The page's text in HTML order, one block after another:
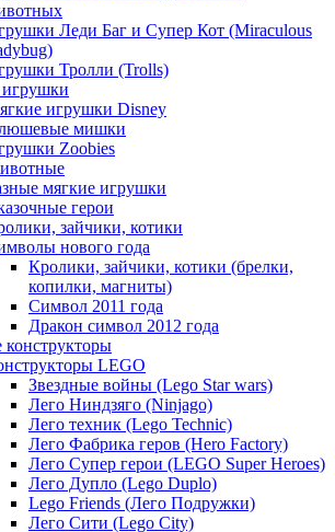
Леди Баг и Супер Кот (Miraculous
Тролли (Trolls)
игрушки Disney
мишки
Zoobies
мягкие игрушки
герои
зайчики, котики
нового года
Кролики, зайчики, котики (брелки,
копилки, магниты)
Cимвол 2011 года
Дракон символ 2012 года
конструкторы
LEGO
Звездные войны (Lego Star wars)
Лего Ниндзяго (Ninjago)
Лего техник (Lego Technic)
Лего Фабрика геров (Hero Factory)
Лего Супер герои (LEGO Super Heroes)
Лего Дупло (Lego Duplo)
Lego Friends (Лего Подружки)
Лего Сити (Lego City)